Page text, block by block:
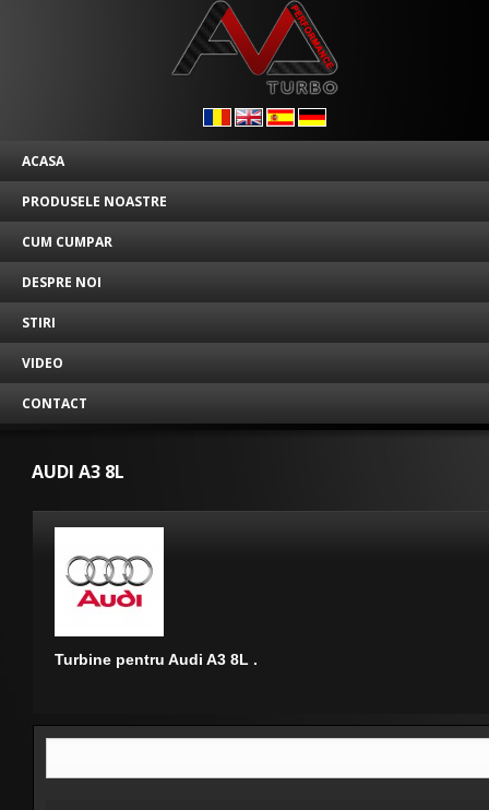
ACASA
PRODUSELE NOASTRE
CUM CUMPAR
DESPRE NOI
STIRI
VIDEO
CONTACT
AUDI A3 8L
Turbine pentru Audi A3 8L .